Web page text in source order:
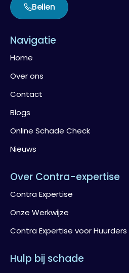
Bellen
Navigatie
Home
Over ons
Contact
Blogs
Online Schade Check
Nieuws
Over Contra-expertise
Contra Expertise
Onze Werkwijze
Contra Expertise voor Huurders
Hulp bij schade